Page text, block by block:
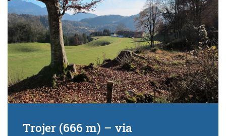
Trojer (666 m) – via